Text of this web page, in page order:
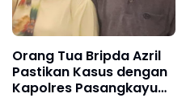
Orang Tua Bripda Azril
Pastikan Kasus dengan
Kapolres Pasangkayu